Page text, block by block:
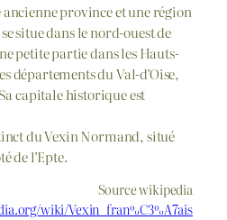
ancienne province et une région
situe dans le nord-ouest de
petite partie dans les Hauts-
départements du Val-d’Oise,
capitale historique est
du Vexin Normand, situé
de l’Epte.
Source wikipedia
wiki/Vexin_fran%C3%A7ais